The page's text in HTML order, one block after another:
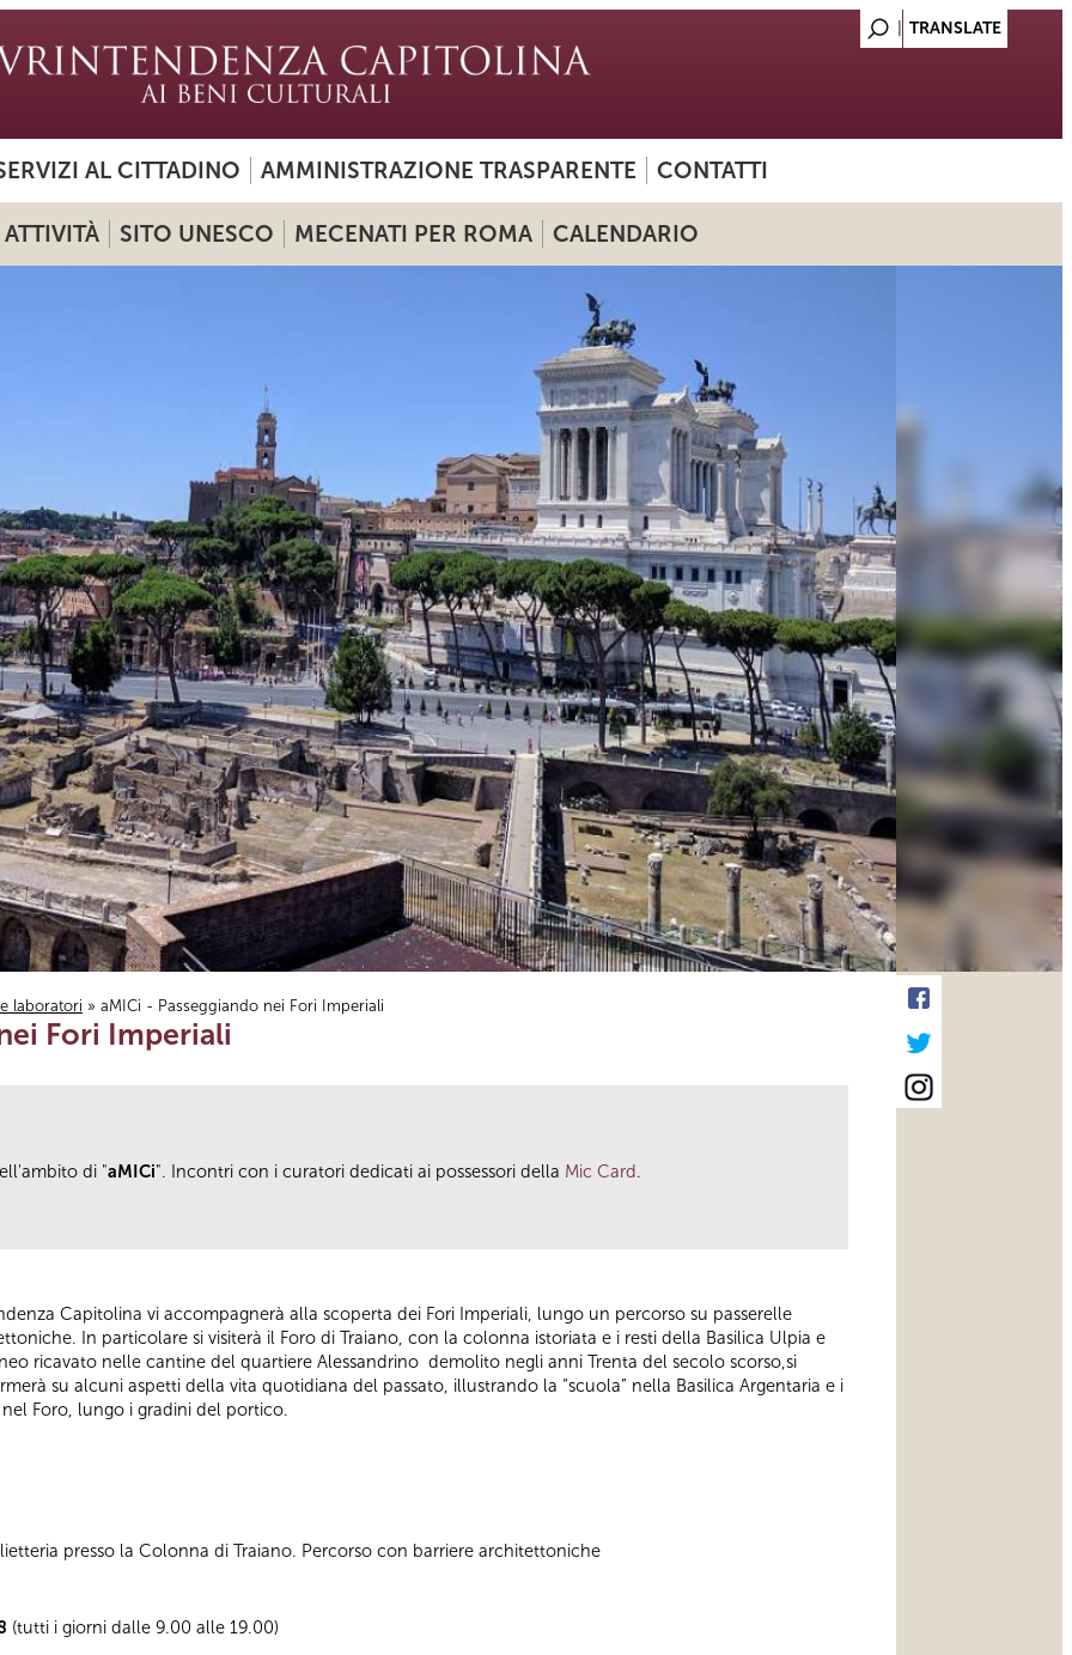
AL CITTADINO AMMINISTRAZIONE TRASPARENTE CONTATTI
ATTIVITÀ SITO UNESCO MECENATI PER ROMA CALENDARIO
laboratori » aMICi - Passeggiando nei Fori Imperiali
Fori Imperiali
di "aMICi". Incontri con i curatori dedicati ai possessori della Mic Card.
Capitolina vi accompagnerà alla scoperta dei Fori Imperiali, lungo un percorso su passerelle
In particolare si visiterà il Foro di Traiano, con la colonna istoriata e i resti della Basilica Ulpia e
ricavato nelle cantine del quartiere Alessandrino demolito negli anni Trenta del secolo scorso,si
su alcuni aspetti della vita quotidiana del passato, illustrando la “scuola” nella Basilica Argentaria e i
Foro, lungo i gradini del portico.
presso la Colonna di Traiano. Percorso con barriere architettoniche
(tutti i giorni dalle 9.00 alle 19.00)